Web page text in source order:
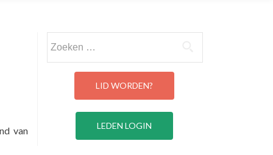
van
naar:
LID WORDEN?
LEDEN LOGIN